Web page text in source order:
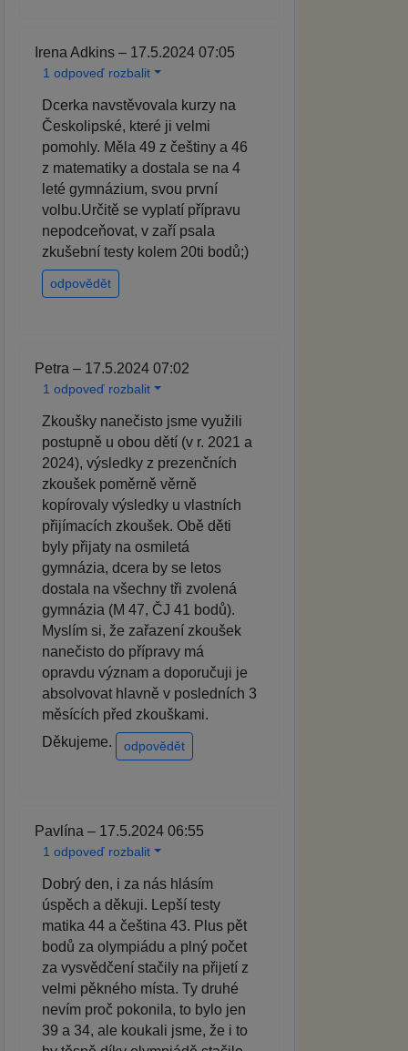
Irena Adkins – 17.5.2024 07:05
1 odpoveď rozbalit
Dcerka navstěvovala kurzy na
Českolipské, které ji velmi
pomohly. Měla 49 z češtiny a 46
z matematiky a dostala se na 4
leté gymnázium, svou první
volbu.Určitě se vyplatí přípravu
nepodceňovat, v zaří psala
zkušební testy kolem 20ti bodů;)
odpovědět
Petra – 17.5.2024 07:02
1 odpoveď rozbalit
Zkoušky nanečisto jsme využili
postupně u obou dětí (v r. 2021 a
2024), výsledky z prezenčních
zkoušek poměrně věrně
kopírovaly výsledky u vlastních
přijímacích zkoušek. Obě děti
byly přijaty na osmiletá
gymnázia, dcera by se letos
dostala na všechny tři zvolená
gymnázia (M 47, ČJ 41 bodů).
Myslím si, že zařazení zkoušek
nanečisto do přípravy má
opravdu význam a doporučuji je
absolvovat hlavně v posledních 3
měsících před zkouškami.
Děkujeme.
odpovědět
Pavlína – 17.5.2024 06:55
1 odpoveď rozbalit
Dobrý den, i za nás hlásím
úspěch a děkuji. Lepší testy
matika 44 a čeština 43. Plus pět
bodů za olympiádu a plný počet
za vysvědčení stačily na přijetí z
velmi pěkného místa. Ty druhé
nevím proč pokonila, to bylo jen
39 a 34, ale koukali jsme, že i to